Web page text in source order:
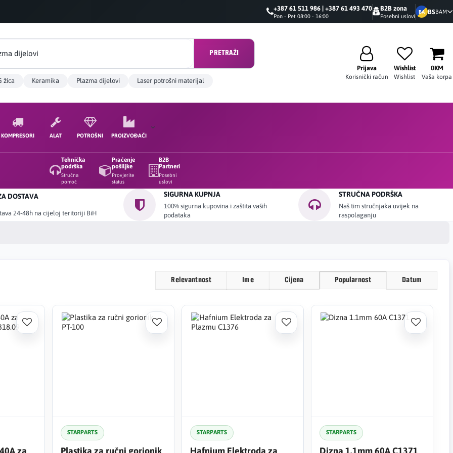
+387 61 511 986 | +387 61 493 470
Pon - Pet 08:00 - 16:00
B2B zona
Posebni uslovi
BA BSBAM
PRETRAŽI
žica Keramika Plazma dijelovi Laser potrošni materijal
Prijava
Korisnički račun
Wishlist
Wishlist
0KM
Vaša korpa
KOMPRESORI ALAT POTROŠNI PROIZVOĐAČI
Tehnička
podrška
Stručna
pomoć
Praćenje
pošiljke
Provjerite
status
B2B
Partneri
Posebni
uslovi
DOSTAVA
24-48h na cijeloj teritoriji BiH
SIGURNA KUPNJA
100% sigurna kupovina i zaštita vaših
podataka
STRUČNA PODRŠKA
Naš tim stručnjaka uvijek na
raspolaganju
Relevantnost Ime Cijena Popularnost Datum
za
STARPARTS
Plastika za ručni gorionik
STARPARTS
Hafnium Elektroda za
STARPARTS
Dizna 1.1mm 60A C1371